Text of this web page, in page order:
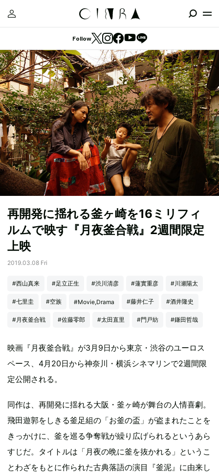
Follow
再開発に揺れる釜ヶ崎を16ミリフィ
ルムで映す『月夜釜合戦』2週間限定
上映
2019.03.08 Fri
#西山真来 #足立正生 #渋川清彦 #蓮實重彦 #川瀬陽太
#七里圭 #空族 #Movie,Drama #藤井仁子 #酒井隆史
#月夜釜合戦 #佐藤零郎 #太田直里 #門戸紡 #鎌田哲哉
映画『月夜釜合戦』が3月9日から東京・渋谷のユーロス
ペース、4月20日から神奈川・横浜シネマリンで2週間限
定公開される。
同作は、再開発に揺れる大阪・釜ヶ崎が舞台の人情喜劇。
飛田遊郭をしきる釜足組の「お釜の盃」が盗まれたことを
きっかけに、釜を巡る争奪戦が繰り広げられるというあら
すじだ。タイトルは「月夜の晩に釜を抜かれる」というこ
とわざをもとに作られた古典落語の演目『釜泥』に由来し